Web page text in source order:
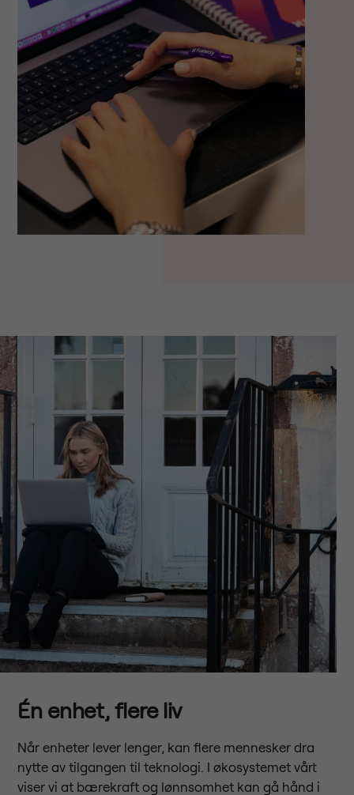
Én enhet, flere liv
Når enheter lever lenger, kan flere mennesker dra
nytte av tilgangen til teknologi. I økosystemet vårt
viser vi at bærekraft og lønnsomhet kan gå hånd i